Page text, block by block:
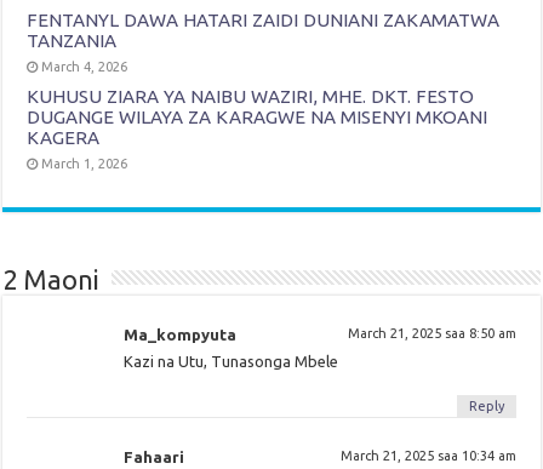
FENTANYL DAWA HATARI ZAIDI DUNIANI ZAKAMATWA
TANZANIA
March 4, 2026
KUHUSU ZIARA YA NAIBU WAZIRI, MHE. DKT. FESTO
DUGANGE WILAYA ZA KARAGWE NA MISENYI MKOANI
KAGERA
March 1, 2026
2 Maoni
Ma_kompyuta March 21, 2025 saa 8:50 am
Kazi na Utu, Tunasonga Mbele
Reply
Fahaari March 21, 2025 saa 10:34 am